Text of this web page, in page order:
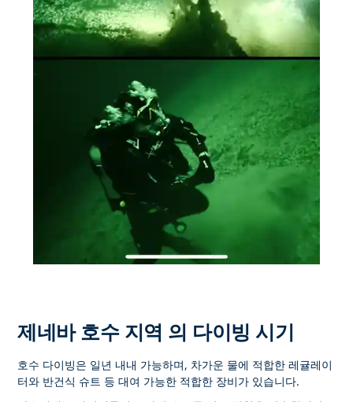
제네바 호수 지역 의 다이빙 시기
호수 다이빙은 일년 내내 가능하며, 차가운 물에 적합한 레귤레이
터와 반건식 슈트 등 대여 가능한 적합한 장비가 있습니다.